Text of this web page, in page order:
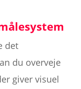
det
du overveje
giver visuel